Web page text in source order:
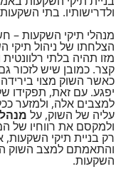
ולדרישותיו. בתי
מנהלי תיקי השקעות –
הצלחתו של ניהול
מזו תהיה בלתי
קצר. כמובן שיש לזכור
כאשר השוק מצוי
יפגע. עם זאת, תפקידו
למצבים אלה, ולמזער
עליה של השוק, על
ולמקסם את רווחיו של
רק בניית תיקי
והתאמתם למצב השוק
השקעות.